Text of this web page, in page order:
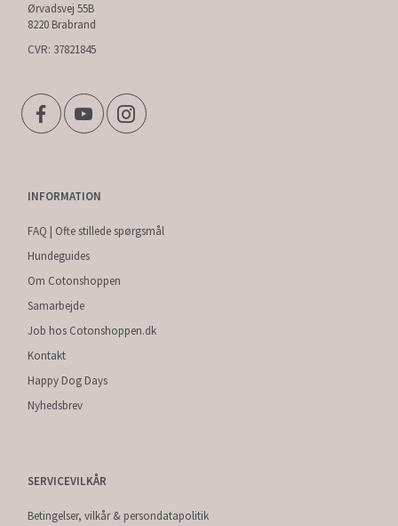
Ørvadsvej 55B
8220 Brabrand
CVR: 37821845
INFORMATION
FAQ | Ofte stillede spørgsmål
Hundeguides
Om Cotonshoppen
Samarbejde
Job hos Cotonshoppen.dk
Kontakt
Happy Dog Days
Nyhedsbrev
SERVICEVILKÅR
Betingelser, vilkår & persondatapolitik